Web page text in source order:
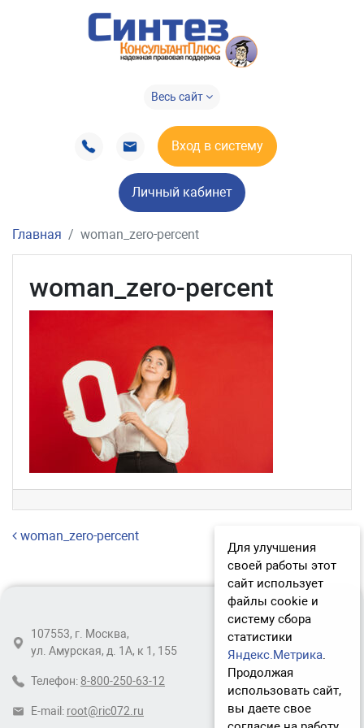
Весь сайт
Вход в систему
Личный кабинет
Главная woman_zero-percent
woman_zero-percent
Навигация по записям
woman_zero-percent
107553, г. Москва,
ул. Амурская, д. 1А, к 1, 155
Телефон: 8-800-250-63-12
E-mail: root@ric072.ru
Для улучшения
своей работы этот
сайт использует
файлы cookie и
систему сбора
статистики
Яндекс.Метрика.
Продолжая
использовать сайт,
вы даете свое